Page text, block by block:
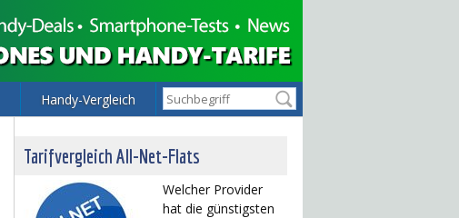
Handy-Vergleich
Tarifvergleich All-Net-Flats
Welcher Provider
hat die günstigsten